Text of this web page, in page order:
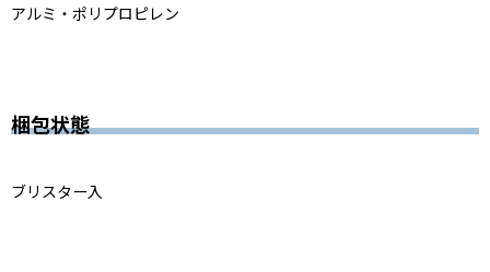
アルミ・ポリプロピレン
梱包状態
ブリスター入